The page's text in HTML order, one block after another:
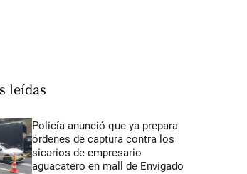
leídas
Policía anunció que ya prepara
órdenes de captura contra los
sicarios de empresario
aguacatero en mall de Envigado